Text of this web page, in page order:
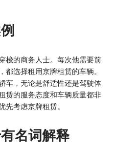
梭的商务人士。每次他需要前
都选择租用京牌租赁的车辆。
车，无论是舒适性还是驾驶体
赁的服务态度和车辆质量都非
先考虑京牌租赁。
名词解释